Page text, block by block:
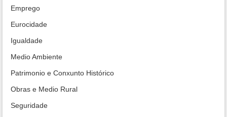
Emprego
Eurocidade
Igualdade
Medio Ambiente
Patrimonio e Conxunto Histórico
Obras e Medio Rural
Seguridade